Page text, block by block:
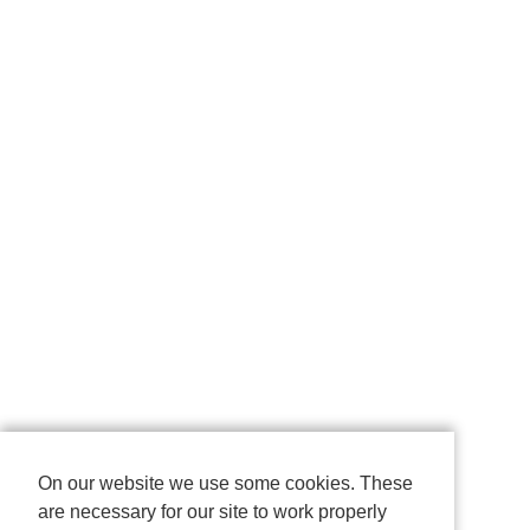
On our website we use some cookies. These
are necessary for our site to work properly